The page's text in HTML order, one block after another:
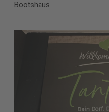
Bootshaus